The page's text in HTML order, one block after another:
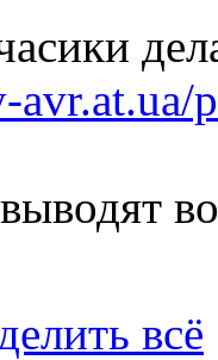
avr.at.ua/
всё